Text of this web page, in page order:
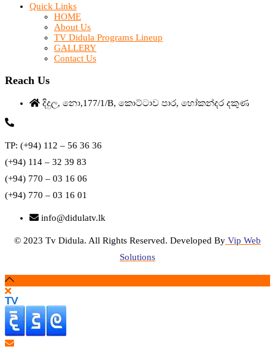
Quick Links
HOME
About Us
TV Didula Programs Lineup
GALLERY
Contact Us
Reach Us
දිදුල, නො,177/1/B, කොට්ටාව පාර, හෝකන්දර දකුණ
TP: (+94) 112 – 56 36 36
(+94) 114 – 32 39 83
(+94) 770 – 03 16 06
(+94) 770 – 03 16 01
info@didulatv.lk
© 2023 Tv Didula. All Rights Reserved. Developed By Vip Web
Solutions